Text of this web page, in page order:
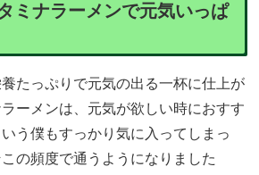
ミナラーメンで元気いっぱ
たっぷりで元気の出る一杯に仕上が
ーメンは、元気が欲しい時におすす
う僕もすっかり気に入ってしまっ
の頻度で通うようになりました